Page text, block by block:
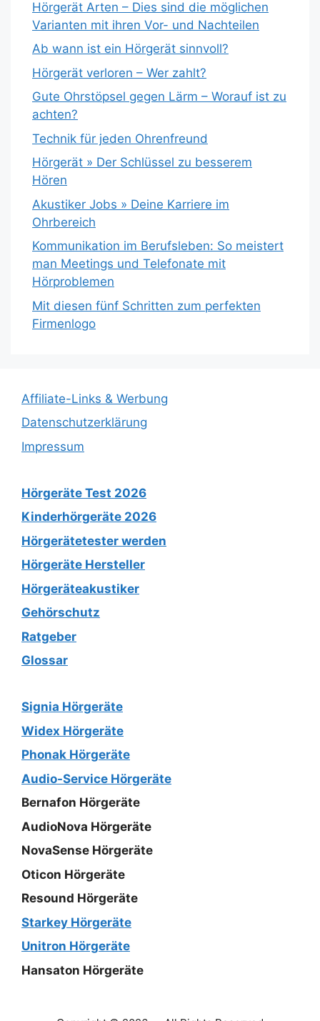
Hörgerät Arten – Dies sind die möglichen
Varianten mit ihren Vor- und Nachteilen
Ab wann ist ein Hörgerät sinnvoll?
Hörgerät verloren – Wer zahlt?
Gute Ohrstöpsel gegen Lärm – Worauf ist zu
achten?
Technik für jeden Ohrenfreund
Hörgerät » Der Schlüssel zu besserem
Hören
Akustiker Jobs » Deine Karriere im
Ohrbereich
Kommunikation im Berufsleben: So meistert
man Meetings und Telefonate mit
Hörproblemen
Mit diesen fünf Schritten zum perfekten
Firmenlogo
Affiliate-Links & Werbung
Datenschutzerklärung
Impressum
Hörgeräte Test 2026
Kinderhörgeräte 2026
Hörgerätetester werden
Hörgeräte Hersteller
Hörgeräteakustiker
Gehörschutz
Ratgeber
Glossar
Signia Hörgeräte
Widex Hörgeräte
Phonak Hörgeräte
Audio-Service Hörgeräte
Bernafon Hörgeräte
AudioNova Hörgeräte
NovaSense Hörgeräte
Oticon Hörgeräte
Resound Hörgeräte
Starkey Hörgeräte
Unitron Hörgeräte
Hansaton Hörgeräte